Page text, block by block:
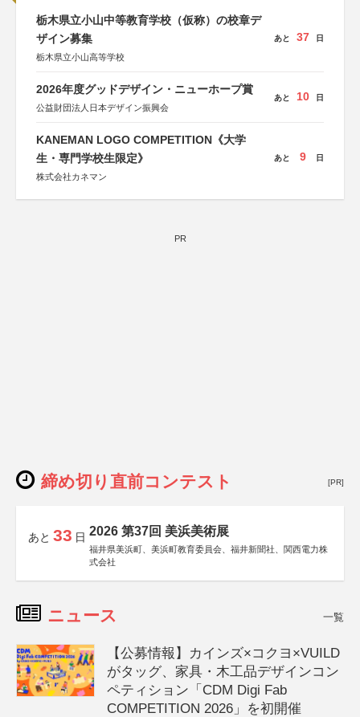
栃木県立小山中等教育学校（仮称）の校章デ
ザイン募集
栃木県立小山高等学校
あと 37 日
2026年度グッドデザイン・ニューホープ賞
公益財団法人日本デザイン振興会
あと 10 日
KANEMAN LOGO COMPETITION《大学
生・専門学校生限定》
株式会社カネマン
あと 9 日
PR
締め切り直前コンテスト [PR]
あと 33 日 2026 第37回 美浜美術展
福井県美浜町、美浜町教育委員会、福井新聞社、関西電力株
式会社
ニュース 一覧
【公募情報】カインズ×コクヨ×VUILD
がタッグ、家具・木工品デザインコン
ペティション「CDM Digi Fab
COMPETITION 2026」を初開催